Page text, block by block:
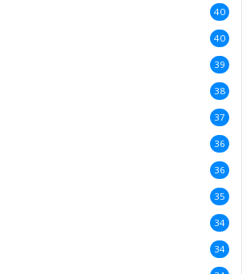
40
40
39
38
37
36
36
35
34
34